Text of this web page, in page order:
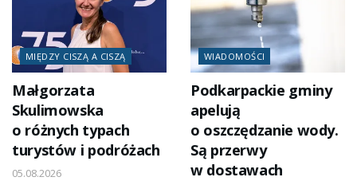
MIĘDZY CISZĄ A CISZĄ
Małgorzata
Skulimowska
o różnych typach
turystów i podróżach
05.08.2026
WIADOMOŚCI
Podkarpackie gminy
apelują
o oszczędzanie wody.
Są przerwy
w dostawach